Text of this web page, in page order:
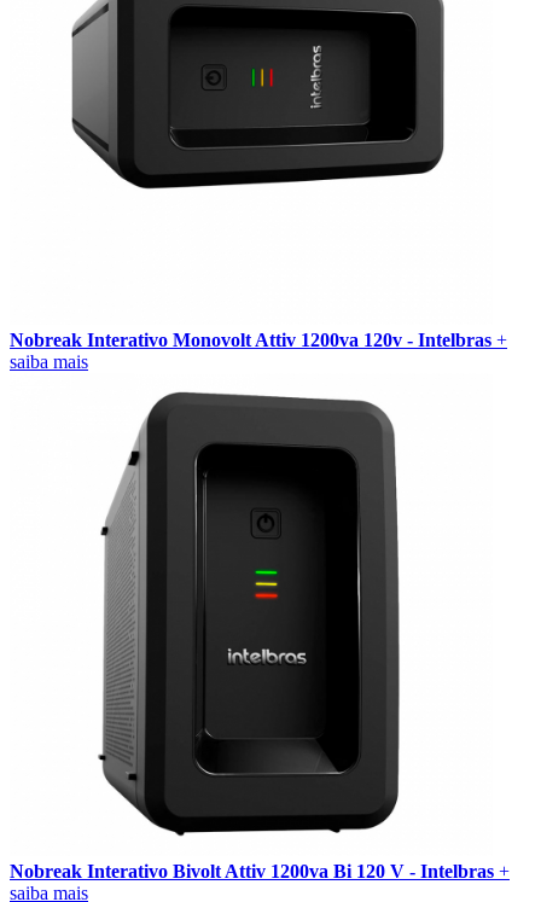
Nobreak Interativo Monovolt Attiv 1200va 120v - Intelbras +
saiba mais
Nobreak Interativo Bivolt Attiv 1200va Bi 120 V - Intelbras +
saiba mais